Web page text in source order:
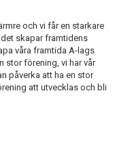
och vi får en starkare
skapar framtidens
våra framtida A-lags
stor förening, vi har vår
påverka att ha en stor
att utvecklas och bli